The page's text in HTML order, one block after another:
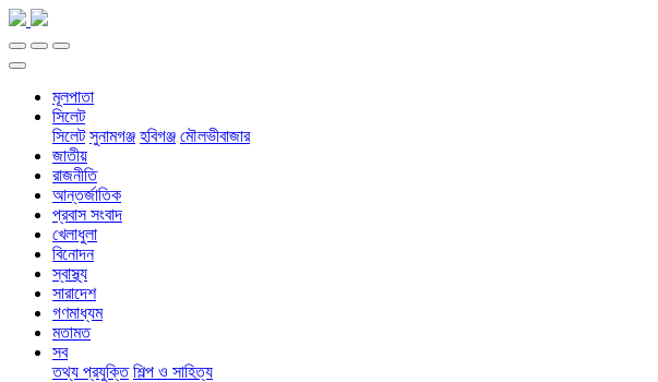
মূলপাতা
সিলেট
সিলেট সুনামগঞ্জ হবিগঞ্জ মৌলভীবাজার
জাতীয়
রাজনীতি
আন্তর্জাতিক
প্রবাস সংবাদ
খেলাধুলা
বিনোদন
স্বাস্থ্য
সারাদেশ
গণমাধ্যম
মতামত
সব
তথ্য প্রযুক্তি শিল্প ও সাহিত্য